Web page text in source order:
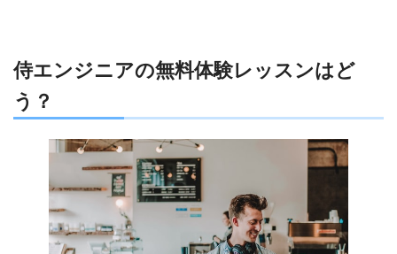
侍エンジニアの無料体験レッスンはど
う？